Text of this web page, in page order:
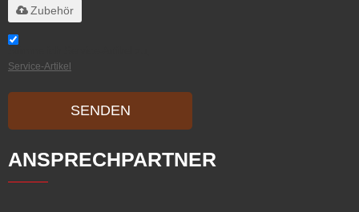
Zubehör
Service-Artikel
SENDEN
ANSPRECHPARTNER